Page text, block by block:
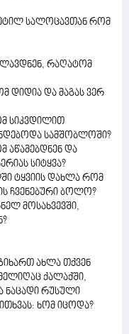
სალოცავთან რომ
რაღატომ
დიდია და მაგას ვერ
სიკვდილით
სამშობლოში?
აწამებდნენ და
სიტყვა?
ტყვიის დახლა რომ
ჩვენებური ბოლო?
მოსახვევში,
ახლა თქვენ
ქალაქში,
ნაცადი რუსული
ხომ იცოდა?